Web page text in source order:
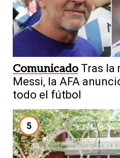
Comunicado Tras la
Messi, la AFA
todo el fútbol
5